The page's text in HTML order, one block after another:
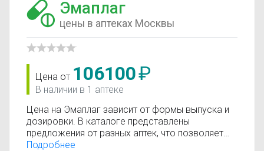
Эмаплаг
цены в аптеках Москвы
Цена от 106100₽
В наличии в 1 аптеке
Цена на Эмаплаг зависит от формы выпуска и
дозировки. В каталоге представлены
предложения от разных аптек, что позволяет
быстро найти, где купить Эмаплаг по
Подробнее